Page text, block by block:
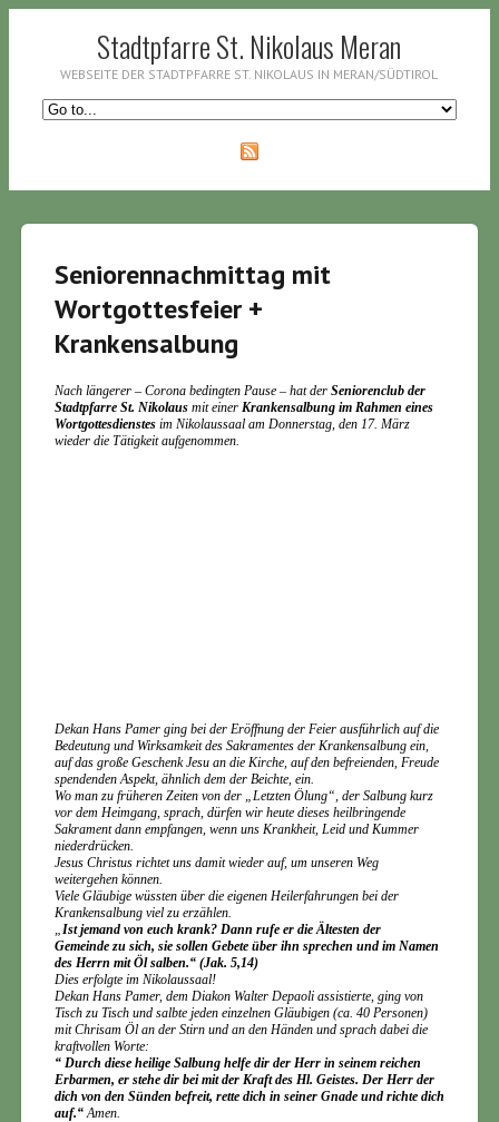
Stadtpfarre St. Nikolaus Meran
WEBSEITE DER STADTPFARRE ST. NIKOLAUS IN MERAN/SÜDTIROL
Seniorennachmittag mit
Wortgottesfeier +
Krankensalbung
Nach längerer – Corona bedingten Pause – hat der Seniorenclub der
Stadtpfarre St. Nikolausmit einer Krankensalbung im Rahmen eines
Wortgottesdienstesim Nikolaussaal am Donnerstag, den 17. März
wieder die Tätigkeit aufgenommen.
Dekan Hans Pamer ging bei der Eröffnung der Feier ausführlich auf die
Bedeutung und Wirksamkeit des Sakramentes der Krankensalbung ein,
auf das große Geschenk Jesu an die Kirche, auf den befreienden, Freude
spendenden Aspekt, ähnlich dem der Beichte, ein.
Wo man zu früheren Zeiten von der „Letzten Ölung“, der Salbung kurz
vor dem Heimgang, sprach, dürfen wir heute dieses heilbringende
Sakrament dann empfangen, wenn uns Krankheit, Leid und Kummer
niederdrücken.
Jesus Christus richtet uns damit wieder auf, um unseren Weg
weitergehen können.
Viele Gläubige wüssten über die eigenen Heilerfahrungen bei der
Krankensalbung viel zu erzählen.
„Ist jemand von euch krank? Dann rufe er die Ältesten der
Gemeindezu sich, sie sollen Gebete über ihn sprechen und im Namen
des Herrn mit Öl salben.“ (Jak. 5,14)
Dies erfolgte im Nikolaussaal!
Dekan Hans Pamer, dem Diakon Walter Depaoli assistierte, ging von
Tisch zu Tisch und salbte jeden einzelnen Gläubigen (ca. 40 Personen)
mit Chrisam Öl an der Stirn und an den Händen und sprach dabei die
kraftvollen Worte:
“ Durch diese heilige Salbung helfe dir der Herr in seinem reichen
Erbarmen, er stehe dir bei mit der Kraft des Hl. Geistes. Der Herr der
dich von den Sünden befreit, rette dich in seiner Gnade und richte dich
auf.“Amen.